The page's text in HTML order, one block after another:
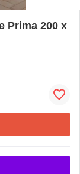
Prima 200 х